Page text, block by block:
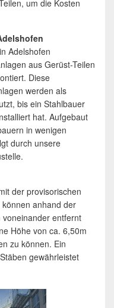
um die Kosten
Adelshofen
aus Gerüst-Teilen
Diese
werden als
bis ein Stahlbauer
hat. Aufgebaut
in wenigen
durch unsere
der provisorischen
anhand der
entfernt
Höhe von ca. 6,50m
zu können. Ein
gewährleistet